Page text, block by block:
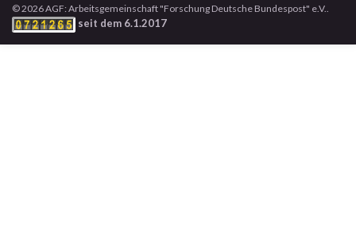
© 2026 AGF: Arbeitsgemeinschaft "Forschung Deutsche Bundespost" e.V..
seit dem 6.1.2017